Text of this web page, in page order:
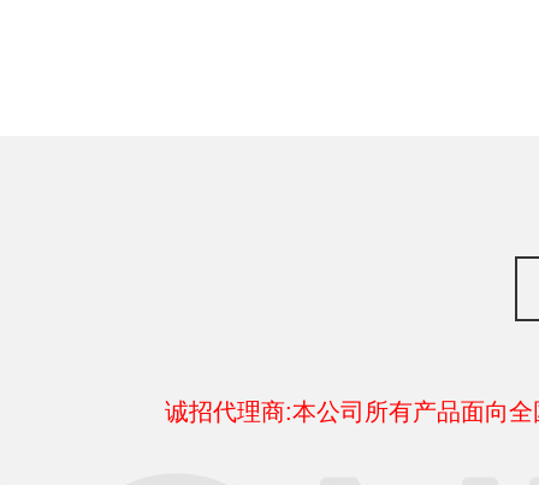
诚招代理商:本公司所有产品面向